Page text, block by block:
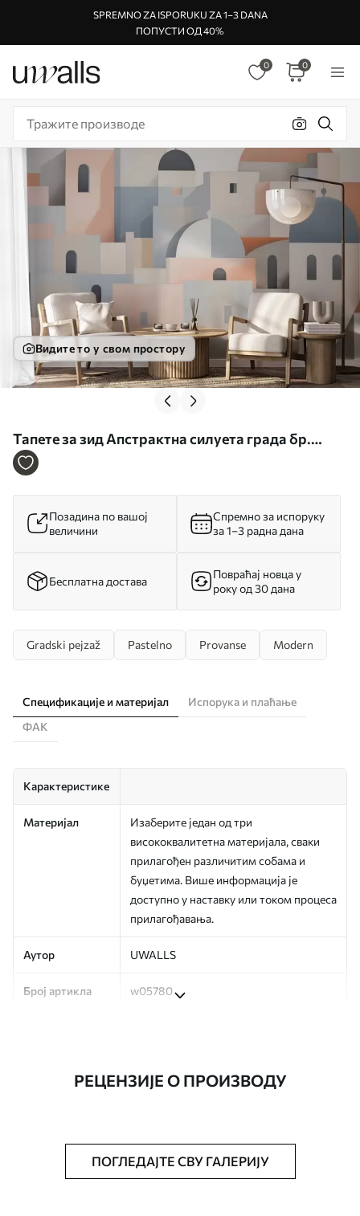
SPREMNO ZA ISPORUKU ZA 1–3 DANA
ПОПУСТИ ОД 40%
0 0
Видите то у свом простору
Тапете за зид Апстрактна силуета града бр.
w05780
Позадина по вашој
величини
Спремно за испоруку
за 1–3 радна дана
Бесплатна достава
Повраћај новца у
року од 30 дана
Gradski pejzaž Pastelno Provanse Modern
Спецификације и материјал
Испорука и плаћање
ФАК
Карактеристике
Материјал
Изаберите један од три
висококвалитетна материјала, сваки
прилагођен различитим собама и
буџетима. Више информација је
доступно у наставку или током процеса
прилагођавања.
Аутор UWALLS
Број артикла w05780
Тапета се може нежно очистити меким
сунђером. Позадине са завршном
РЕЦЕНЗИЈЕ О ПРОИЗВОДУ
ПОГЛЕДАЈТЕ СВУ ГАЛЕРИЈУ